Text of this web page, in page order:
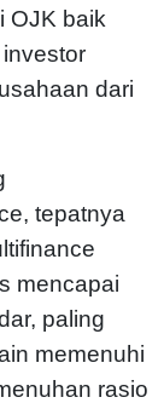
OJK baik
dari
tepatnya
mencapai
paling
memenuhi
rasio